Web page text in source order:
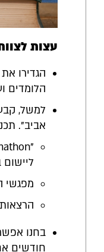
עצות
הגדירו
הלומדים
למשל,
אביב".
מפגשי
בחנו
חודשים